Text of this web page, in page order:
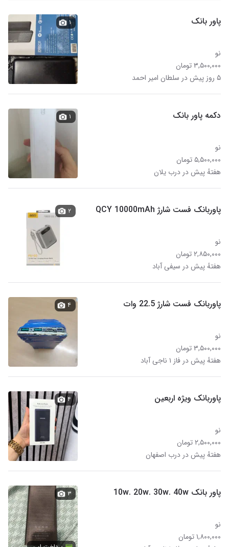
پاور بانک
نو
۳,۵۰۰,۰۰۰ تومان
۵ روز پیش در سلطان امیر احمد
۱
دکمه پاور بانک
نو
۵,۵۰۰,۰۰۰ تومان
هفتهٔ پیش در درب یلان
۱
پاوربانک فست شارژ QCY 10000mAh
نو
۲,۸۵۰,۰۰۰ تومان
هفتهٔ پیش در سیفی آباد
۲
پاوربانک فست شارژ 22.5 وات
نو
۳,۵۰۰,۰۰۰ تومان
هفتهٔ پیش در فاز ۱ ناجی آباد
۴
پاوربانک ویژه اربعین
نو
۲,۵۰۰,۰۰۰ تومان
هفتهٔ پیش در درب اصفهان
۴
پاور بانک 10w. 20w. 30w. 40w
نو
۱,۸۰۰,۰۰۰ تومان
۳